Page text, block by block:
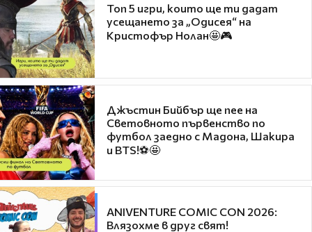
Топ 5 игри, които ще ти дадат
усещането за „Одисея“ на
Кристофър Нолан🤩🎮
Джъстин Бийбър ще пее на
Световното първенство по
футбол заедно с Мадона, Шакира
и BTS!⚽🤩
ANIVENTURE COMIC CON 2026:
Влязохме в друг свят!